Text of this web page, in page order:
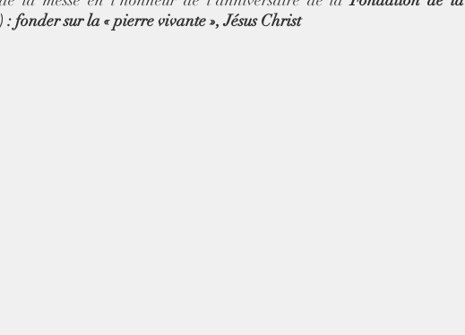
fonder sur la « pierre vivante », Jésus Christ